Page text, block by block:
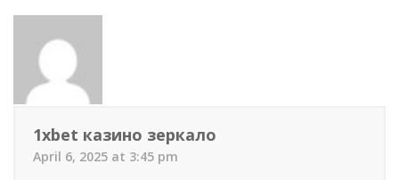
1xbet казино зеркало
April 6, 2025 at 3:45 pm